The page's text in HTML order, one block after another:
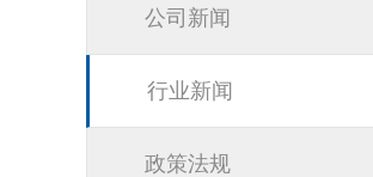
公司新闻
行业新闻
政策法规